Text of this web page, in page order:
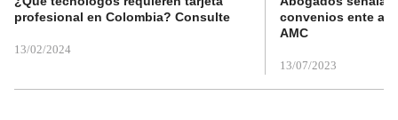
profesional en Colombia? Consulte
13/02/2024
convenios ente
AMC
13/07/2023